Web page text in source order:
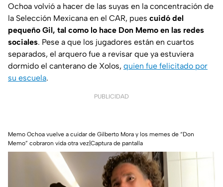
Ochoa volvió a hacer de las suyas en la concentración de
la Selección Mexicana en el CAR, pues cuidó del
pequeño Gil, tal como lo hace Don Memo en las redes
sociales. Pese a que los jugadores están en cuartos
separados, el arquero fue a revisar que ya estuviera
dormido el canterano de Xolos, quien fue felicitado por
su escuela.
PUBLICIDAD
Memo Ochoa vuelve a cuidar de Gilberto Mora y los memes de “Don
Memo” cobraron vida otra vez|Captura de pantalla